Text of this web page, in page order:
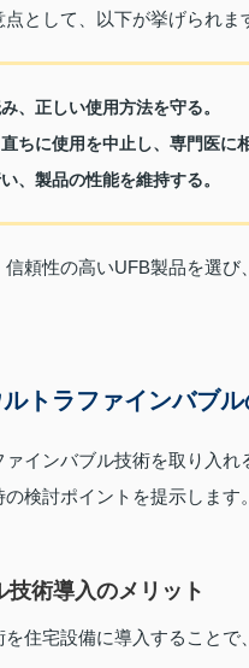
として、以下が挙げられま
、正しい使用方法を守る。
ちに使用を中止し、専門医に
、製品の性能を維持する。
頼性の高いUFB製品を選
トラファインバブ
インバブル技術を取り入
検討ポイントを提示します。
技術導入のメリット
住宅設備に導入することで